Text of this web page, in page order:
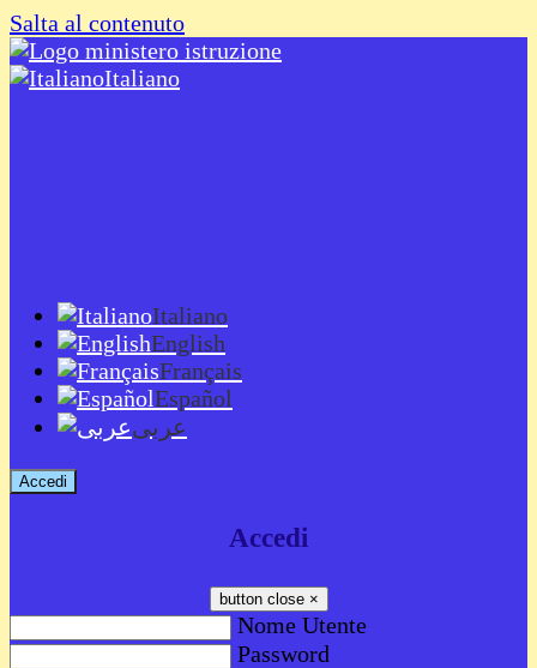
Salta al contenuto
Italiano
Italiano
English
Français
Español
عربى
Accedi
Accedi
button close ×
Nome Utente
Password